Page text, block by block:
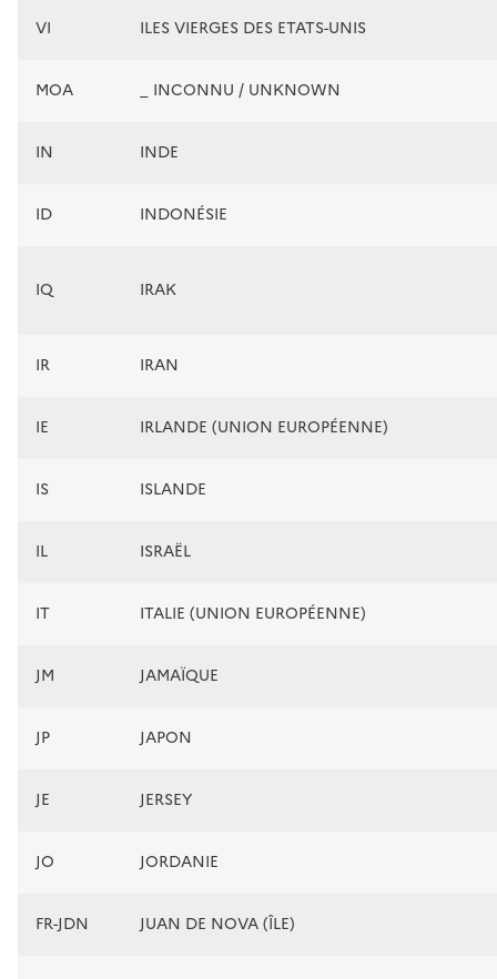
VI ILES VIERGES DES ETATS-UNIS
MOA _ INCONNU / UNKNOWN
IN INDE
ID INDONÉSIE
IQ IRAK
IR IRAN
IE IRLANDE (UNION EUROPÉENNE)
IS ISLANDE
IL ISRAËL
IT ITALIE (UNION EUROPÉENNE)
JM JAMAÏQUE
JP JAPON
JE JERSEY
JO JORDANIE
FR-JDN JUAN DE NOVA (ÎLE)